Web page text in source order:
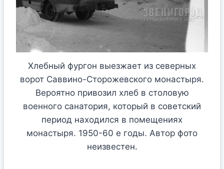
Хлебный фургон выезжает из северных
ворот Саввино-Сторожевского монастыря.
Вероятно привозил хлеб в столовую
военного санатория, который в советский
период находился в помещениях
монастыря. 1950-60 е годы. Автор фото
неизвестен.